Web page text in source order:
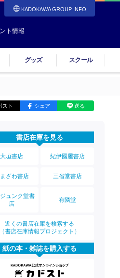
KADOKAWA GROUP INFO
ト情報
グッズ スクール
スト シェア 送る
書店在庫を見る
大垣書店 紀伊國屋書店
まざわ書店 三省堂書店
ュンク堂書
店
有隣堂
近くの書店在庫を検索する
（書店在庫情報プロジェクト）
紙の本・雑誌を購入する